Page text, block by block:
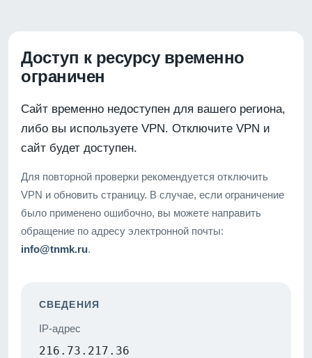
Доступ к ресурсу временно
ограничен
Сайт временно недоступен для вашего региона,
либо вы используете VPN. Отключите VPN и
сайт будет доступен.
Для повторной проверки рекомендуется отключить
VPN и обновить страницу. В случае, если ограничение
было применено ошибочно, вы можете направить
обращение по адресу электронной почты:
info@tnmk.ru.
СВЕДЕНИЯ
IP-адрес
216.73.217.36